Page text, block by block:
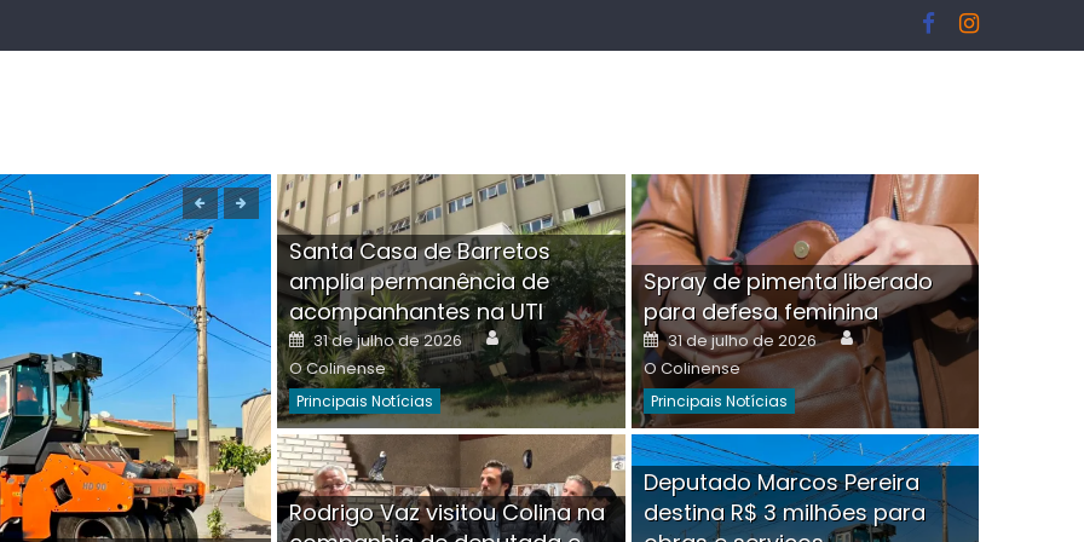
Boutique na Av. Ângelo Martins Tristão é
invadida por criminoso mascarado
Santa Casa de Barretos
amplia permanência de
acompanhantes na UTI
Posted
on
31 de julho de 2026 Author
O Colinense
Principais Notícias
Spray de pimenta liberado
para defesa feminina
Posted
on
31 de julho de 2026 Author
O Colinense
Principais Notícias
Rodrigo Vaz visitou Colina na
Deputado Marcos Pereira
destina R$ 3 milhões para